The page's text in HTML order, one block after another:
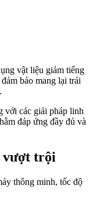
vật liệu giảm tiếng
bảo mang lại trải
với các giải pháp linh
đáp ứng đầy đủ và
vượt trội
thông minh, tốc độ